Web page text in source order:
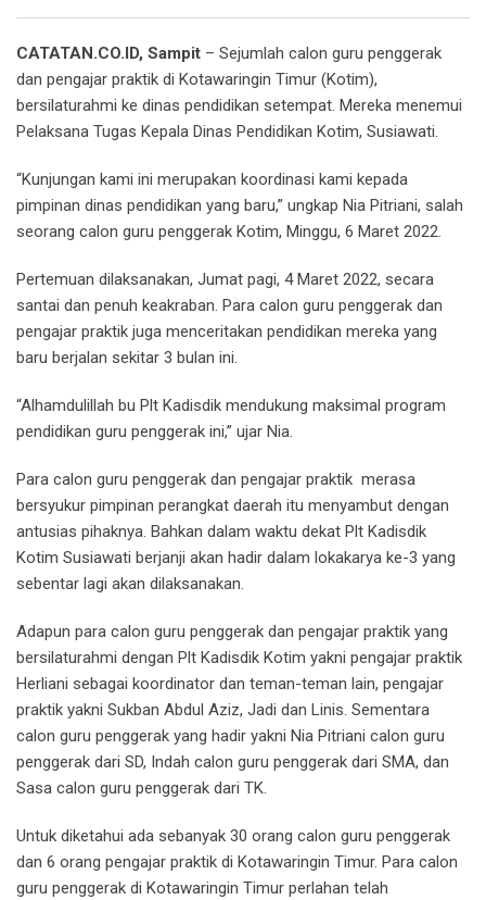
CATATAN.CO.ID, Sampit – Sejumlah calon guru penggerak
dan pengajar praktik di Kotawaringin Timur (Kotim),
bersilaturahmi ke dinas pendidikan setempat. Mereka menemui
Pelaksana Tugas Kepala Dinas Pendidikan Kotim, Susiawati.
“Kunjungan kami ini merupakan koordinasi kami kepada
pimpinan dinas pendidikan yang baru,” ungkap Nia Pitriani, salah
seorang calon guru penggerak Kotim, Minggu, 6 Maret 2022.
Pertemuan dilaksanakan, Jumat pagi, 4 Maret 2022, secara
santai dan penuh keakraban. Para calon guru penggerak dan
pengajar praktik juga menceritakan pendidikan mereka yang
baru berjalan sekitar 3 bulan ini.
“Alhamdulillah bu Plt Kadisdik mendukung maksimal program
pendidikan guru penggerak ini,” ujar Nia.
Para calon guru penggerak dan pengajar praktik merasa
bersyukur pimpinan perangkat daerah itu menyambut dengan
antusias pihaknya. Bahkan dalam waktu dekat Plt Kadisdik
Kotim Susiawati berjanji akan hadir dalam lokakarya ke-3 yang
sebentar lagi akan dilaksanakan.
Adapun para calon guru penggerak dan pengajar praktik yang
bersilaturahmi dengan Plt Kadisdik Kotim yakni pengajar praktik
Herliani sebagai koordinator dan teman-teman lain, pengajar
praktik yakni Sukban Abdul Aziz, Jadi dan Linis. Sementara
calon guru penggerak yang hadir yakni Nia Pitriani calon guru
penggerak dari SD, Indah calon guru penggerak dari SMA, dan
Sasa calon guru penggerak dari TK.
Untuk diketahui ada sebanyak 30 orang calon guru penggerak
dan 6 orang pengajar praktik di Kotawaringin Timur. Para calon
guru penggerak di Kotawaringin Timur perlahan telah